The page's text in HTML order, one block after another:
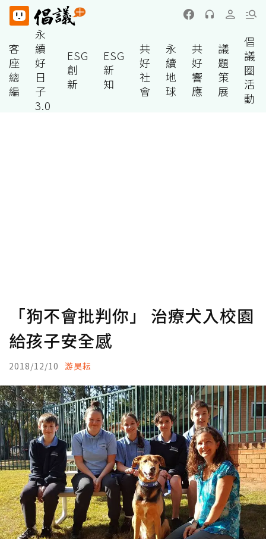
客
座
總
編
永
續
好
日
子
3.0
ESG
創
新
ESG
新
知
共
好
社
會
永
續
地
球
共
好
響
應
議
題
策
展
倡
議
圈
活
動
「狗不會批判你」 治療犬入校園
給孩子安全感
2018/12/10 游昊耘